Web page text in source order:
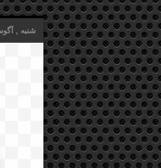
شنبه , آگوست 8